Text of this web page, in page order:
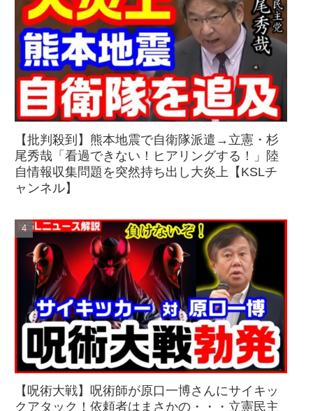
【批判殺到】熊本地震で自衛隊派遣→立憲・杉
尾秀哉「看過できない！ヒアリングする！」陸
自情報収集問題を突然持ち出し大炎上【KSLチ
ャンネル】
【呪術大戦】呪術師が原口一博さんにサイキッ
クアタック！依頼者はまさかの・・・立憲民主